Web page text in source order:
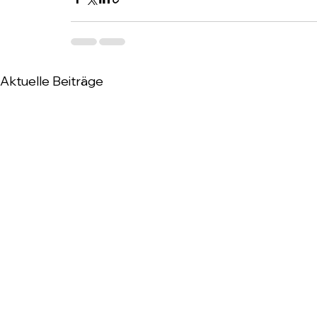
Aktuelle Beiträge